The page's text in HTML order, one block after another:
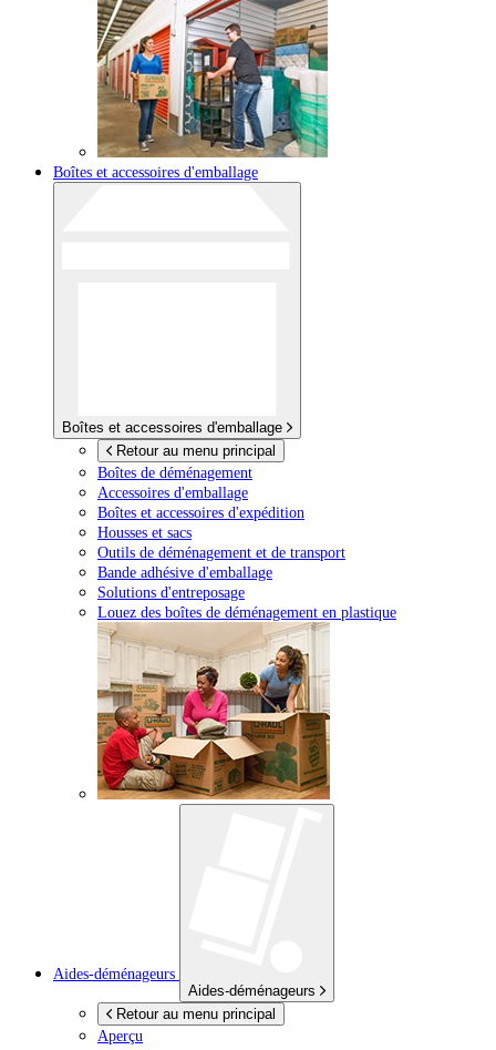
Boîtes et accessoires d'emballage
Boîtes et accessoires d'emballage
Retour au menu principal
Boîtes de déménagement
Accessoires d'emballage
Boîtes et accessoires d'expédition
Housses et sacs
Outils de déménagement et de transport
Bande adhésive d'emballage
Solutions d'entreposage
Louez des boîtes de déménagement en plastique
Aides-déménageurs
Aides-déménageurs
Retour au menu principal
Aperçu